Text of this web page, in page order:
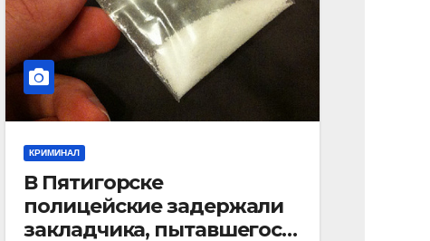
КРИМИНАЛ
В Пятигорске
полицейские задержали
закладчика, пытавшегося